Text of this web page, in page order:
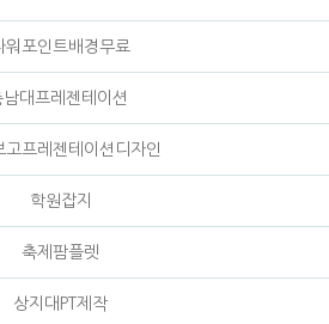
워포인트배경무료
남대프레젠테이션
고프레젠테이션디자인
학원잡지
축제팜플렛
상지대PT제작